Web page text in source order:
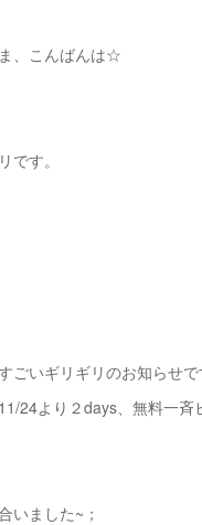
、こんばんは☆
です。
ごいギリギリのお知らせで
24より２days、無料一斉
いました~；